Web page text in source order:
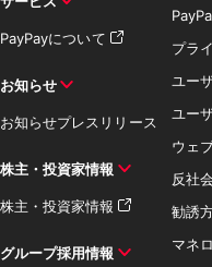
PayPayについて
お知らせ
お知らせプレスリリース
株主・投資家情報
株主・投資家情報
グループ採用情報
プラ
ユー
ユー
ウェ
反社
勧誘
マネ